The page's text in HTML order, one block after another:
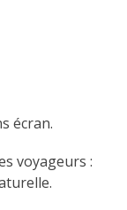
écran.
voyageurs :